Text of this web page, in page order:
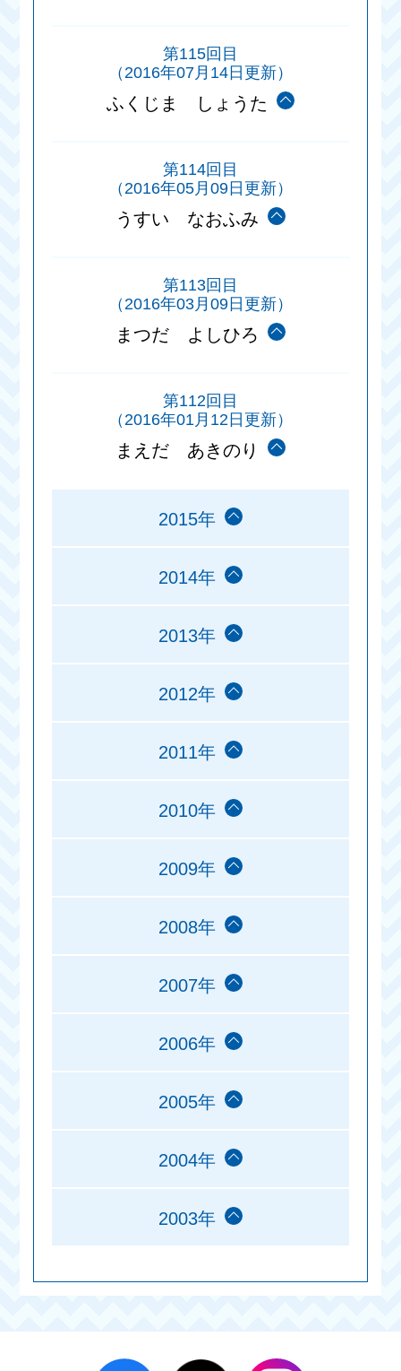
第115回目
（2016年07月14日更新）
ふくじま しょうた
第114回目
（2016年05月09日更新）
うすい なおふみ
第113回目
（2016年03月09日更新）
まつだ よしひろ
第112回目
（2016年01月12日更新）
まえだ あきのり
2015年
2014年
2013年
2012年
2011年
2010年
2009年
2008年
2007年
2006年
2005年
2004年
2003年